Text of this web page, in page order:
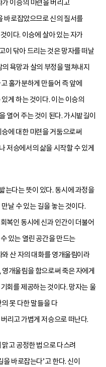
이승의 미련을 버리고
바로잡았으므로 신의 질서를
이다. 이승에 살아 있는 자가
이 닦아 드리는 것은 망자를 떠날
욕망과 살의 부정을 떨쳐내지
홀가분하게 만들어 즉 앞에
게 하는 것이다. 이는 이승의
열어 주는 것이 된다. 가시밭길이
에 대한 미련을 거둠으로써
저승에서의 삶을 시작할 수 있게
는다는 뜻이 있다. 동시에 과정을
날 수 있는 길을 놓는 것이다.
복인 동시에 신과 인간이 더불어
있는 열린 공간을 만드는
산 자의 대화를 영개울림이라
개울림을 함으로써 죽은 자에게
회를 제공하는 것이다. 망자는 울
못 다한 말들을 다
리고 가볍게 저승으로 떠난다.
고 공정한 법으로 다스려
바로잡는다’고 한다. 신이